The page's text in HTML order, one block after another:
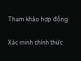
Tham khảo hợp đồng
Xác minh chính thức